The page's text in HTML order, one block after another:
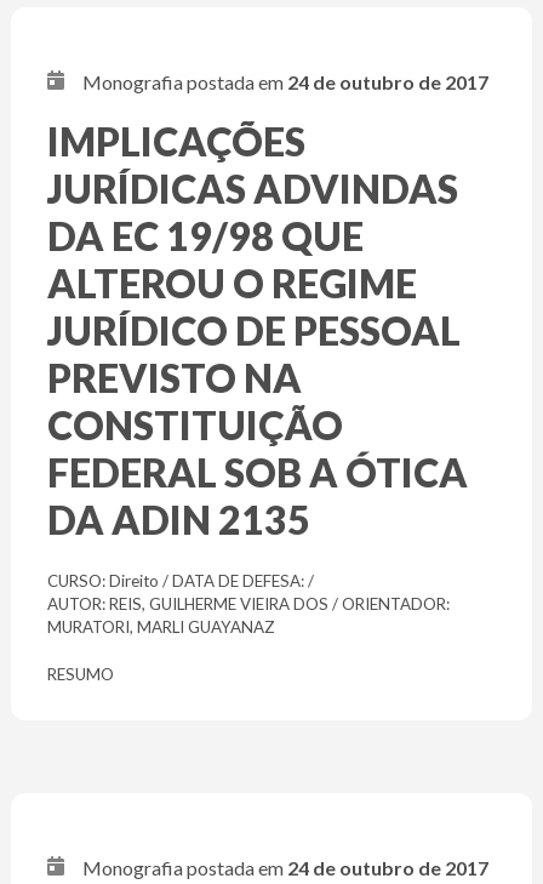
Monografia postada em 24 de outubro de 2017
IMPLICAÇÕES
JURÍDICAS ADVINDAS
DA EC 19/98 QUE
ALTEROU O REGIME
JURÍDICO DE PESSOAL
PREVISTO NA
CONSTITUIÇÃO
FEDERAL SOB A ÓTICA
DA ADIN 2135
CURSO: Direito / DATA DE DEFESA: /
AUTOR: REIS, GUILHERME VIEIRA DOS / ORIENTADOR:
MURATORI, MARLI GUAYANAZ
RESUMO
Monografia postada em 24 de outubro de 2017